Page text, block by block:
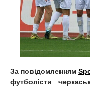
За повідомленням
футболісти